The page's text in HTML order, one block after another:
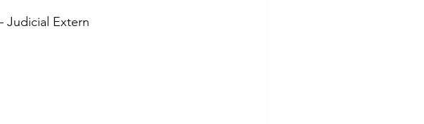
Judicial Extern